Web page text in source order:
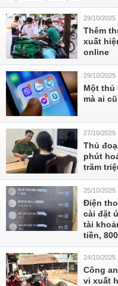
29/10/2025
Thêm
xuất
online
29/10/2025
Một thủ
mà ai
27/10/2025
Thủ
phút
trăm
25/10/2025
Điện
cài đặt
tài
tiền,
24/10/2025
Công
vi xuất